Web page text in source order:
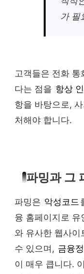
가 필
고객들은 전화
다는 점을 항상
항을 바탕으로,
처해야 합니다.
파밍과 그
파밍은 악성코드
융 홈페이지로 유
와 유사한 웹사이
수 있으며, 금융
이 매우 큽니다.